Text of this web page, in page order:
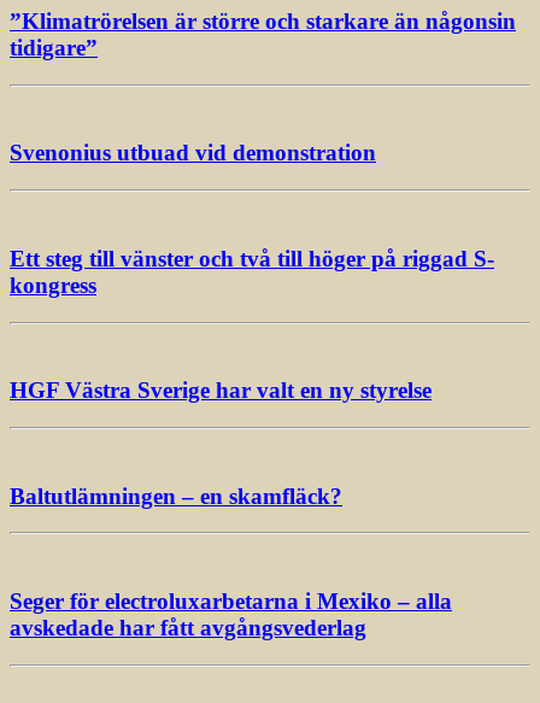
”Klimatrörelsen är större och starkare än någonsin
tidigare”
Svenonius utbuad vid demonstration
Ett steg till vänster och två till höger på riggad S-
kongress
HGF Västra Sverige har valt en ny styrelse
Baltutlämningen – en skamfläck?
Seger för electroluxarbetarna i Mexiko – alla
avskedade har fått avgångsvederlag